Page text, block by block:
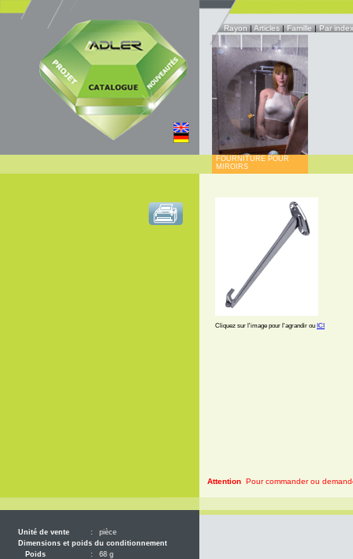
Rayon|Articles|Famille|Par index
Unité de vente :
pièce
Dimensions et poids du conditionnement
Poids
:
68 g
FOURNITURE POUR
MIROIRS
Cliquez sur l'image pour l'agrandir ou ICI
Attention Pour commander ou